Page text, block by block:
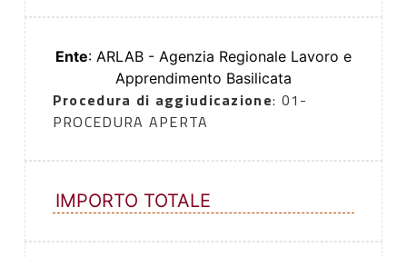
Ente: ARLAB - Agenzia Regionale Lavoro e
Apprendimento Basilicata
Procedura di aggiudicazione: 01-
PROCEDURA APERTA
IMPORTO TOTALE